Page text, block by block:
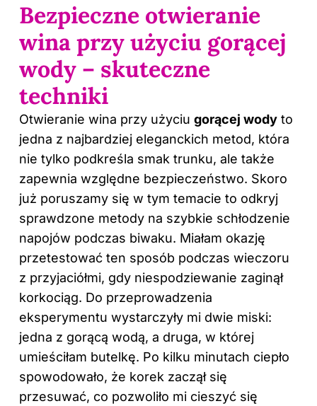
Bezpieczne otwieranie
wina przy użyciu gorącej
wody – skuteczne
techniki
Otwieranie wina przy użyciu gorącej wody to
jedna z najbardziej eleganckich metod, która
nie tylko podkreśla smak trunku, ale także
zapewnia względne bezpieczeństwo. Skoro
już poruszamy się w tym temacie to odkryj
sprawdzone metody na szybkie schłodzenie
napojów podczas biwaku. Miałam okazję
przetestować ten sposób podczas wieczoru
z przyjaciółmi, gdy niespodziewanie zaginął
korkociąg. Do przeprowadzenia
eksperymentu wystarczyły mi dwie miski:
jedna z gorącą wodą, a druga, w której
umieściłam butelkę. Po kilku minutach ciepło
spowodowało, że korek zaczął się
przesuwać, co pozwoliło mi cieszyć się